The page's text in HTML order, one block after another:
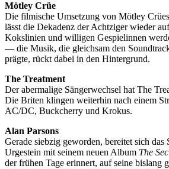
Mötley Crüe
Die filmische Umsetzung von Mötley
lässt die Dekadenz der Achtziger wieder
Kokslinien und willigen Gespielinnen
— die Musik, die gleichsam den
prägte, rückt dabei in den Hintergrund.
The Treatment
Der abermalige Sängerwechsel hat The
Die Briten klingen weiterhin nach einem
AC/DC, Buckcherry und Krokus.
Alan Parsons
Gerade siebzig geworden, bereitet sich
Urgestein mit seinem neuen Album The
der frühen Tage erinnert, auf seine bislang